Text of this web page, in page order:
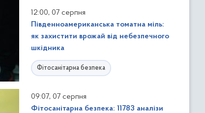
12:00, 07 серпня
Південноамериканська томатна міль:
як захистити врожай від небезпечного
шкідника
Фітосанітарна безпека
09:07, 07 серпня
Фітосанітарна безпека: 11783 аналізи